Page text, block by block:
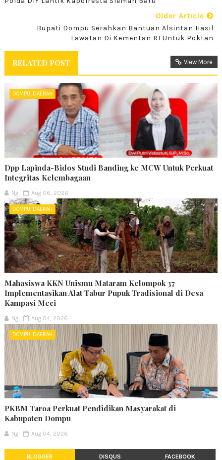
Older Article
Bupati Dompu Serahkan Bantuan Alsintan Hasil
Lawatan Di Kementan RI Untuk Poktan
RELATED POST View More
DOMPU. DAERAH
Dpp Lapinda-Bidos Studi Banding ke MCW Untuk Perkuat
Integritas Kelembagaan
Ng Aug 06, 2026
DOMPU. DAERAH
Mahasiswa KKN Unismu Mataram Kelompok 37
Implementasikan Alat Tabur Pupuk Tradisional di Desa
Kampasi Meci
Ng Aug 04, 2026
DOMPU. DAERAH
PKBM Taroa Perkuat Pendidikan Masyarakat di
Kabupaten Dompu
Ng Aug 04, 2026
BLOGGER DISQUS FACEBOOK